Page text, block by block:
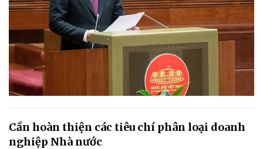
Cần hoàn thiện các tiêu chí phân loại doanh
nghiệp Nhà nước